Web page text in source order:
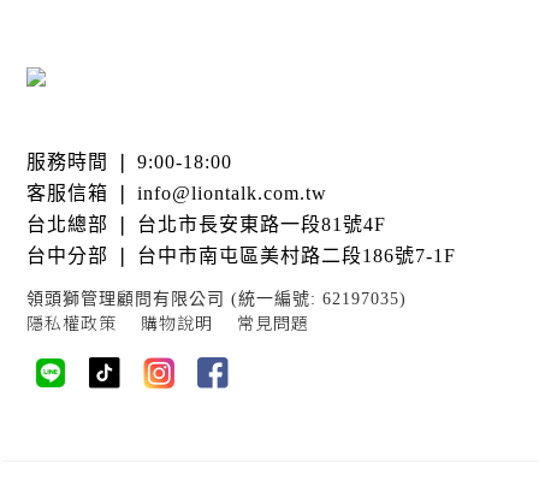
服務時間 ❘ 9:00-18:00
客服信箱 ❘ info@liontalk.com.tw
台北總部 ❘ 台北市長安東路一段81號4F
台中分部 ❘ 台中市南屯區美村路二段186號7-1F
領頭獅管理顧問有限公司 (統一編號: 62197035)
隱私權政策 購物說明 常見問題